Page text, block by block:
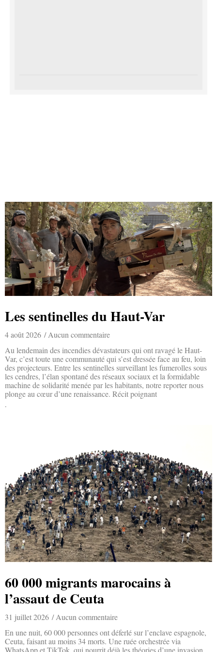
Les sentinelles du Haut-Var
4 août 2026
Aucun commentaire
Au lendemain des incendies dévastateurs qui ont ravagé le Haut-
Var, c’est toute une communauté qui s’est dressée face au feu, loin
des projecteurs. Entre les sentinelles surveillant les fumerolles sous
les cendres, l’élan spontané des réseaux sociaux et la formidable
machine de solidarité menée par les habitants, notre reporter nous
plonge au cœur d’une renaissance. Récit poignant
60 000 migrants marocains à
l’assaut de Ceuta
31 juillet 2026
Aucun commentaire
En une nuit, 60 000 personnes ont déferlé sur l’enclave espagnole,
Ceuta, faisant au moins 34 morts. Une ruée orchestrée via
WhatsApp et TikTok, qui nourrit déjà les théories d’une invasion